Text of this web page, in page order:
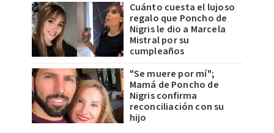
Cuánto cuesta el lujoso
regalo que Poncho de
Nigris le dio a Marcela
Mistral por su
cumpleaños
"Se muere por mí";
Mamá de Poncho de
Nigris confirma
reconciliación con su
hijo